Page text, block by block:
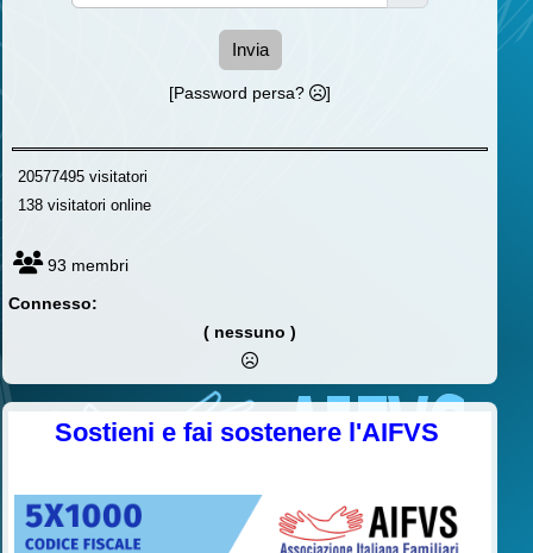
Invia
[Password persa? ]
20577495 visitatori
138 visitatori online
93 membri
Connesso:
( nessuno )
Sostieni e fai sostenere l'AIFVS